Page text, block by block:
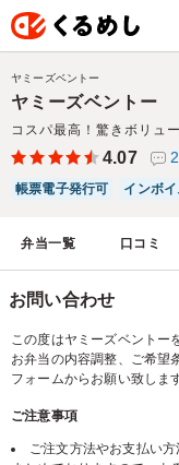
ヤミーズベントー
コスパ最高！驚きボリュ
ヤミーズベントー
4.07
帳票電子発行可
インボ
弁当一覧 口コミ
お問い合わせ
この度はヤミーズベントー
お弁当の内容調整、ご希望
フォームからお願い致しま
ご注意事項
ご注文方法やお支払い方